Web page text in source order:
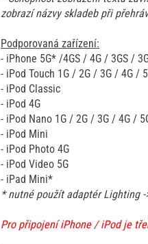
zobrazí názvy skladeb při
Podporovaná zařízení:
- iPhone 5G* /4GS / 4G / 3GS /
- iPod Touch 1G / 2G / 3G / 4G /
- iPod Classic
- iPod 4G
- iPod Nano 1G / 2G / 3G / 4G /
- iPod Mini
- iPod Photo 4G
- iPod Video 5G
- iPad Mini*
* nutné použít adaptér Lighting
Pro připojení iPhone / iPod je